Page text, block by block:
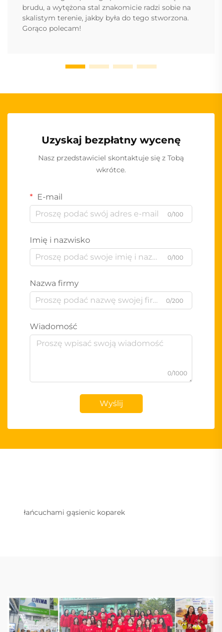
brudu, a wytężona stal znakomicie radzi sobie na
skalistym terenie, jakby była do tego stworzona.
Gorąco polecam!
Uzyskaj bezpłatny wycenę
Nasz przedstawiciel skontaktuje się z Tobą
wkrótce.
E-mail
0/100
Imię i nazwisko
0/100
Nazwa firmy
0/200
Wiadomość
0/1000
Wyślij
łańcuchami gąsienic koparek